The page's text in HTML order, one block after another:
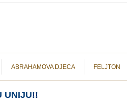
ABRAHAMOVA DJECA FELJTON
UNIJU!!